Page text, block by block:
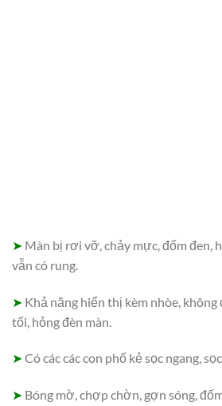
➤ Màn bị rơi vỡ, chảy mực, đốm đen,
vẫn có rung.
➤ Khả năng hiển thị kèm nhòe, không
tối, hỏng đèn màn.
➤Có các các con phố kẻ sọc ngang,
➤ Bóng mờ, chợp chờn, gợn sóng,